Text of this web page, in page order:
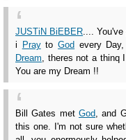
JUSTiN BiEBER.... You've
i
PraytoGod every
Dream, theres not a thinq
You are my Dream !!
Bill Gates met God, and
this one. I'm not sure